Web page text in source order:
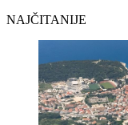
NAJČITANIJE